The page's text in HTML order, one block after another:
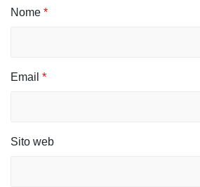
l
Nome *
Email *
Sito web